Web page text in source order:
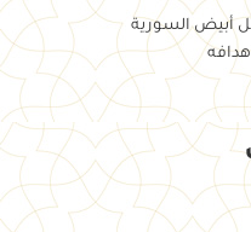
أبيض السورية